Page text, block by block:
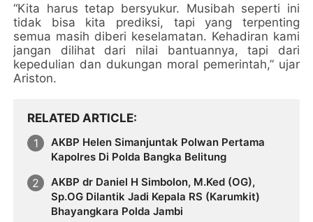
“Kita harus tetap bersyukur. Musibah seperti ini
tidak bisa kita prediksi, tapi yang terpenting
semua masih diberi keselamatan. Kehadiran kami
jangan dilihat dari nilai bantuannya, tapi dari
kepedulian dan dukungan moral pemerintah,” ujar
Ariston.
RELATED ARTICLE
AKBP Helen Simanjuntak Polwan Pertama
Kapolres Di Polda Bangka Belitung
AKBP dr Daniel H Simbolon, M.Ked (OG),
Sp.OG Dilantik Jadi Kepala RS (Karumkit)
Bhayangkara Polda Jambi